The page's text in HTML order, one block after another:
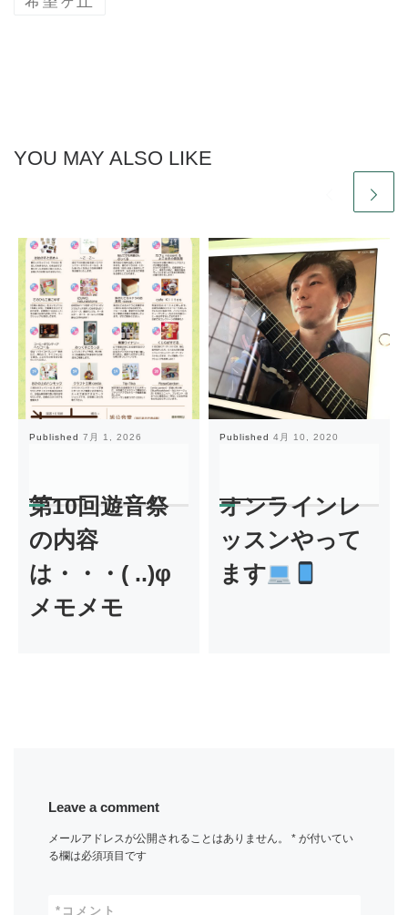
YOU MAY ALSO LIKE
Published 7月 1, 2026
第10回遊音祭
の内容
は・・・( ..)φ
メモメモ
Published 4月 10, 2020
オンラインレ
ッスンやって
ます
Leave a comment
メールアドレスが公開されることはありません。 *が付いてい
る欄は必須項目です
コメント
*